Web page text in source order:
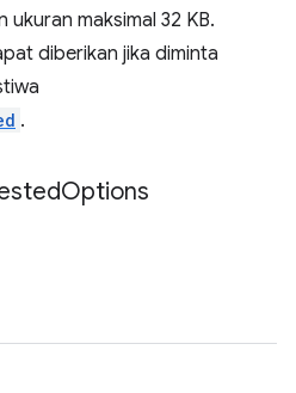
ukuran maksimal 32 KB.
diberikan jika diminta
.
Options